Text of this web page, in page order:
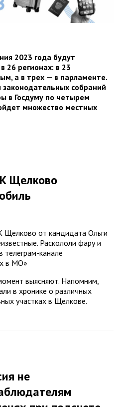
2023 года будут
26 регионах: в 23
а в трех — в парламенте.
собраний
в Госдуму по четырем
множество местных
Щелково
от кандидата Ольги
Раскололи фару и
телеграм-канале
в МО»
выясняют. Напомним,
в хронике о различных
участках в Щелкове.
не